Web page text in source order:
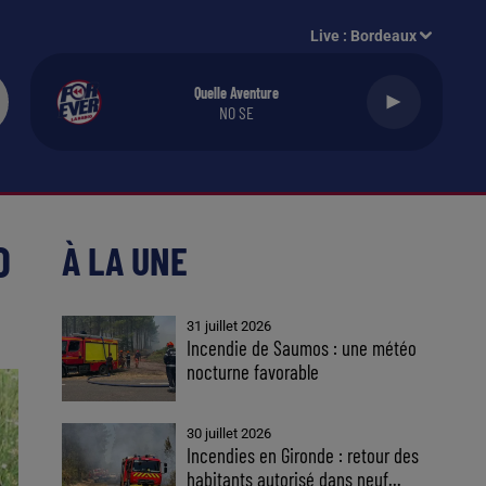
Live : Bordeaux
Quelle Aventure
NO SE
À LA UNE
31 juillet 2026
Incendie de Saumos : une météo
nocturne favorable
30 juillet 2026
Incendies en Gironde : retour des
habitants autorisé dans neuf...